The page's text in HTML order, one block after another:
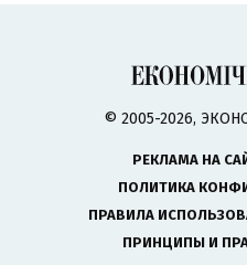
© 2005-2026,
РЕКЛАМА НА
ПОЛИТИКА
ПРАВИЛА
ПРИНЦИПЫ И